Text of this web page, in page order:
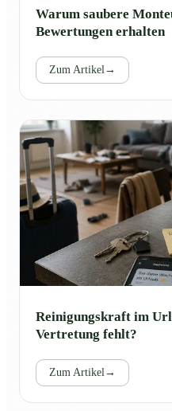
Warum saubere
Bewertungen erhalten
Zum Artikel→
Reinigungskraft im
Vertretung fehlt?
Zum Artikel→